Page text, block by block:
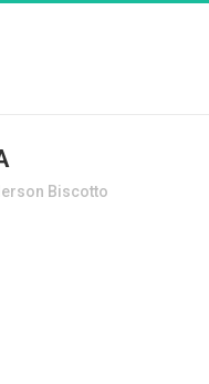
Biscotto